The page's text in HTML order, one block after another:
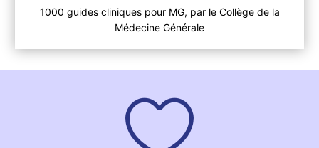
1000 guides cliniques pour MG, par le Collège de la
Médecine Générale